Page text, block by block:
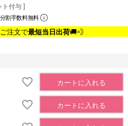
ト付与 ]
割手数料無料
注文で最短当日出荷🚚💨
カートに入れる
カートに入れる